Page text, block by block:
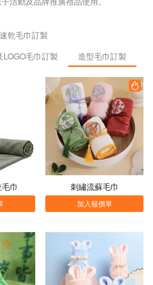
乾毛巾訂製
LOGO毛巾訂製
造型毛巾訂製
巾 刺繡流蘇毛巾
加入報價單